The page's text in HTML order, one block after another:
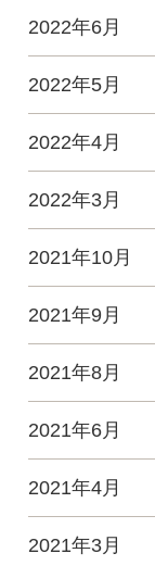
2022年6月
2022年5月
2022年4月
2022年3月
2021年10月
2021年9月
2021年8月
2021年6月
2021年4月
2021年3月